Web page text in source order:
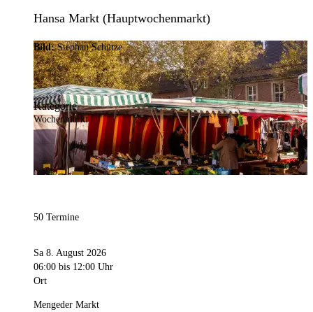
Hansa Markt (Hauptwochenmarkt)
Bild:Stephan Schütze
Kategorie
Wochenmarkt
50 Termine
Sa 8. August 2026
06:00 bis 12:00 Uhr
Ort
Mengeder Markt